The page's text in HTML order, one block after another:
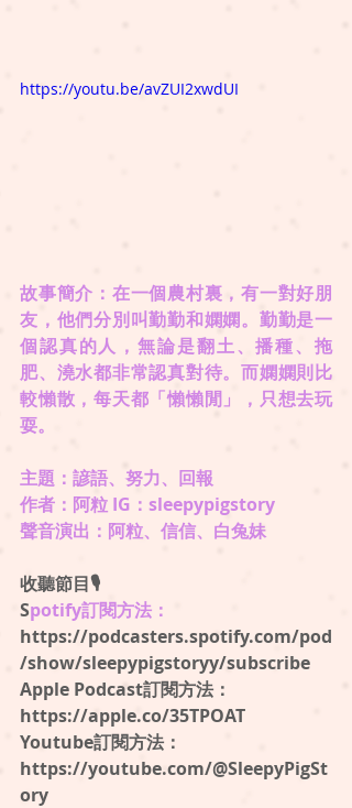
https://youtu.be/avZUI2xwdUI
故事簡介：在一個農村裏，有一對好朋
友，他們分別叫勤勤和嫻嫻。勤勤是一
個認真的人，無論是翻土、播種、拖
肥、澆水都非常認真對待。而嫻嫻則比
較懶散，每天都「懶懶閒」，只想去玩
耍。
主題：諺語、努力、回報
作者：阿粒 IG：sleepypigstory
聲音演出：阿粒、信信、白兔妹
收聽節目🎙
Spotify訂閱方法：
⁠https://podcasters.spotify.com/pod
/show/sleepypigstoryy/subscribe
⁠Apple Podcast訂閱方法：
https://apple.co/35TPOAT
Youtube訂閱方法：
https://youtube.com/@SleepyPigSt
ory